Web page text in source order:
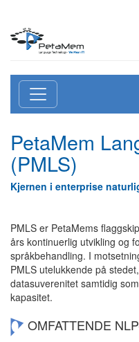
PetaMem
(PMLS)
Kjernen i enterprise
PMLS er PetaMems
års kontinuerlig utvikling og
språkbehandling. I
PMLS utelukkende på
datasuverenitet samtidig
kapasitet.
OMFATTENDE